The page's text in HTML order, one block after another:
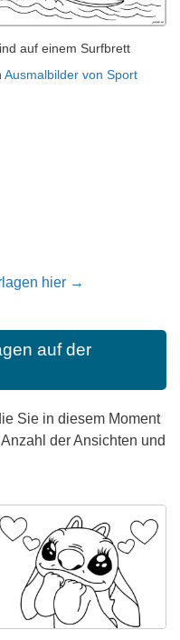
auf einem Surfbrett
Ausmalbilder von Sport
hier →
auf der
Sie in diesem Moment
der Ansichten und